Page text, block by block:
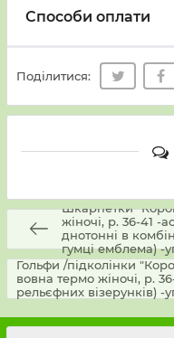
Способи оплати
Поділитися:
Шкарпетки
жіночі, р. 36-41 -
днотонні в
гумці емблема) -
Гольфи /підколінки
вовна термо жіночі, р.
рельєфних візерунків) -